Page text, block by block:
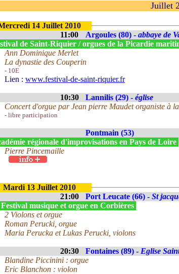
Juillet
14 Juillet 2010
11:00
Argoules (80) - abbaye de
de Saint-Riquier / orgues de la Picardie
Ann Dominique Merlet
La dynastie des Couperin
- 10E
Lien : www.festival-de-saint-riquier.fr
10:30 Lannilis (29) - église
Concert d'orgue par Jean pierre Maudet organiste à
- libre participation
Pontmain (53)
régionale d'improvisations en Pays de Loire
Pierre Pincemaille
Mardi 13 Juillet 2010
21:00
Port Leucate (66) - St
musique et orgue en Corbières
2 Violons et orgue
Roman Perucki, orgue
Maria Perucka et Lukas Perucki, violons
20:30 Fontaines (89) - Eglise
Blandine Piccinini : orgue
Eric Blanchon : violon